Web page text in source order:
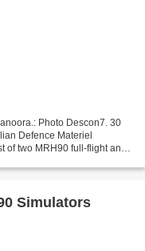
Photo Descon7. 30
Defence Materiel
two MRH90 full-flight and
Simulators